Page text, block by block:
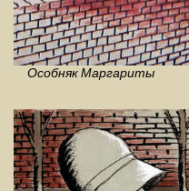
Особняк Маргариты